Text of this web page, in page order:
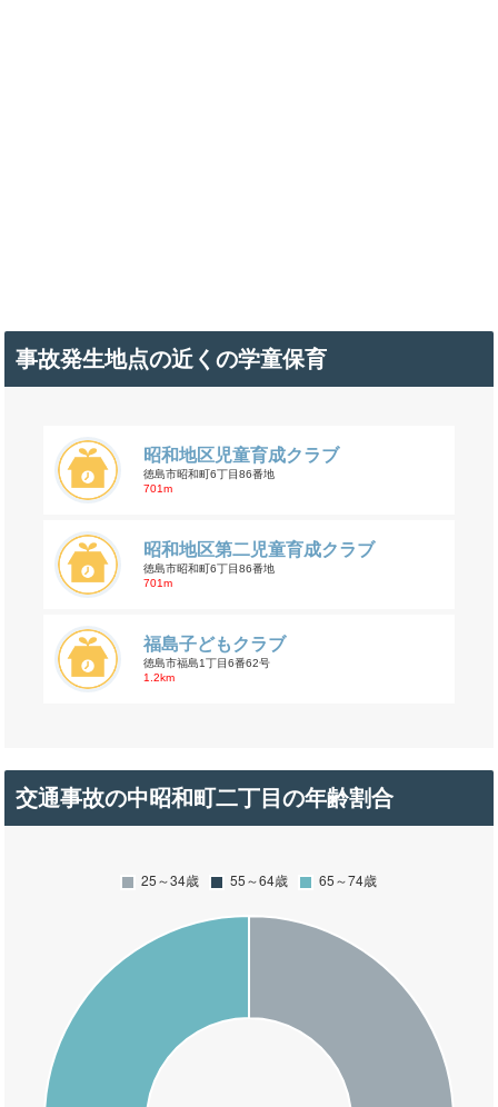
事故発生地点の近くの学童保育
昭和地区児童育成クラブ
徳島市昭和町6丁目86番地
701m
昭和地区第二児童育成クラブ
徳島市昭和町6丁目86番地
701m
福島子どもクラブ
徳島市福島1丁目6番62号
1.2km
交通事故の中昭和町二丁目の年齢割合